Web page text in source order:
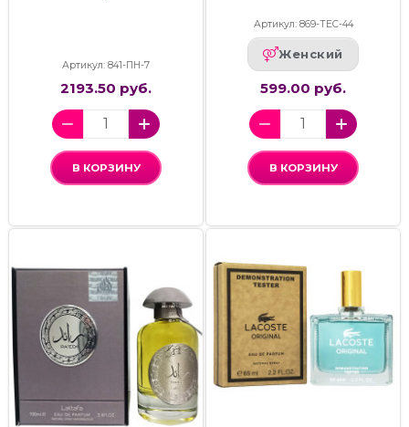
Артикул: 841-ПН-7
2193.50 руб.
В КОРЗИНУ
Артикул: 869-ТЕС-44
Женский
599.00 руб.
В КОРЗИНУ